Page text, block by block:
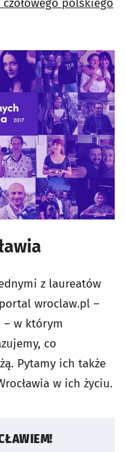
z laureatów
wroclaw.pl –
– w którym
co
Pytamy ich także
w ich życiu.